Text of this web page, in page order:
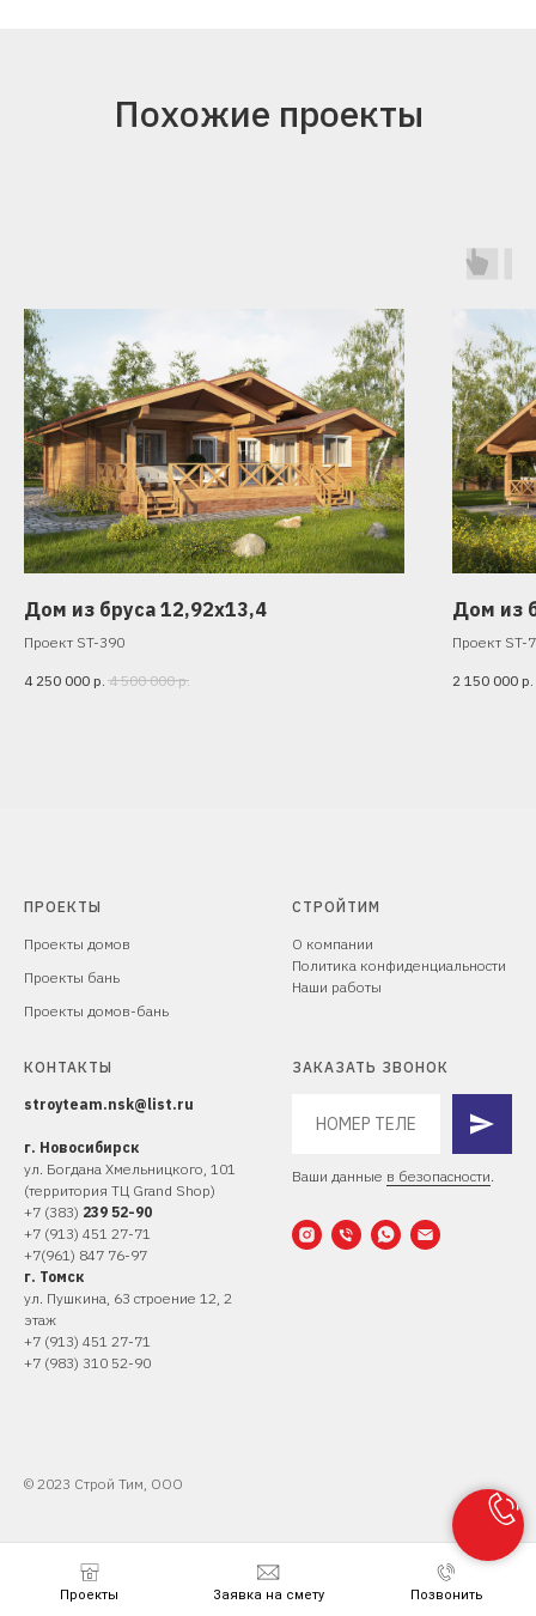
Проекты Заявка на смету Позвонить
Похожие проекты
Дом из бруса 12,92х13,4
Проект ST-390
4 250 000 р. 4 500 000 р.
Дом из
Проект ST-
2 150 000 р.
ПРОЕКТЫ
Проекты домов
Проекты бань
Проекты домов-бань
СТРОЙТИМ
О компании
Политика конфиденциальности
Наши работы
КОНТАКТЫ
stroyteam.nsk@list.ru
г. Новосибирск
ул. Богдана Хмельницкого, 101
(территория ТЦ Grand Shop)
+7 (383) 239 52-90
+7 (913) 451 27-71
+7(961) 847 76-97
г. Томск
ул. Пушкина, 63 строение 12, 2
этаж
+7 (913) 451 27-71
+7 (983) 310 52-90
ЗАКАЗАТЬ ЗВОНОК
Ваши данные в безопасности
© 2023 Строй Тим, ООО